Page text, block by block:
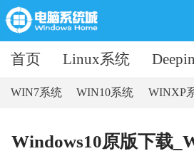
首页 Linux系统
WIN7系统 WIN10系统 WINXP
Windows10原版下载